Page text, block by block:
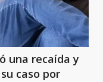
una recaída y
caso por